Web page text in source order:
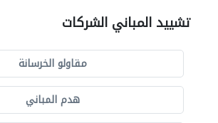
تشييد المباني الشركات
مقاولو الخرسانة
هدم المباني